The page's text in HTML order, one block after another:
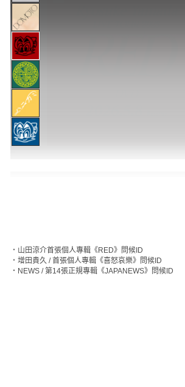
‧ 山田涼介首張個人專輯《RED》問候ID
‧ 增田貴久 / 首張個人專輯《喜怒哀樂》問候ID
‧ NEWS / 第14張正規專輯《JAPANEWS》問候ID